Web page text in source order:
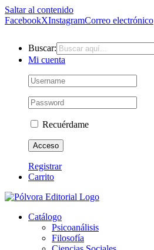
Saltar al contenido
FacebookXInstagramCorreo electrónico
Buscar:
Mi cuenta
Recuérdame
Registrar
Carrito
Catálogo
Psicoanálisis
Filosofía